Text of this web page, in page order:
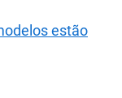
estão